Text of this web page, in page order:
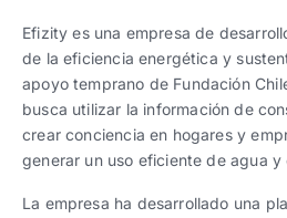
Ver todo
Español|
Español|
progresivos de gestión
Ver todos
Español
Español
Efizity es una empresa de
de la eficiencia energética y
apoyo temprano de Fundación
busca utilizar la información de
crear conciencia en hogares y
generar un uso eficiente de agua y
La empresa ha desarrollado una